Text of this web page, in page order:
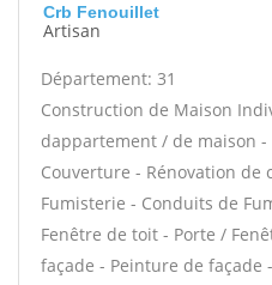
Crb Fenouillet
Artisan
Département: 31
Construction de Maison
dappartement / de maison
Couverture - Rénovation de
Fumisterie - Conduits de
Fenêtre de toit - Porte /
façade - Peinture de façade